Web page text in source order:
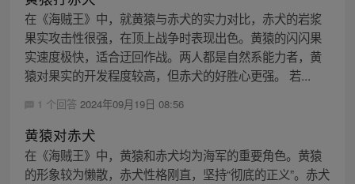
在《海贼王》中，就黄猿与赤犬的实力对比，赤犬的岩浆
果实攻击性很强，在顶上战争时表现出色。黄猿的闪闪果
实速度极快，适合迂回作战。两人都是自然系能力者，黄
猿对果实的开发程度较高，但赤犬的好胜心更强。 若...
1 个回答 2024年09月19日 08:56
黄猿对赤犬
在《海贼王》中，黄猿和赤犬均为海军的重要角色。黄猿
的形象较为懒散，赤犬性格刚直，坚持“彻底的正义”。赤犬